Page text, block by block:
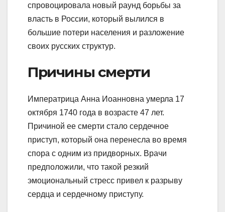
спровоцировала новый раунд борьбы за
власть в России, который вылился в
большие потери населения и разложение
своих русских структур.
Причины смерти
Императрица Анна Иоанновна умерла 17
октября 1740 года в возрасте 47 лет.
Причиной ее смерти стало сердечное
приступ, который она перенесла во время
спора с одним из придворных. Врачи
предположили, что такой резкий
эмоциональный стресс привел к разрыву
сердца и сердечному приступу.